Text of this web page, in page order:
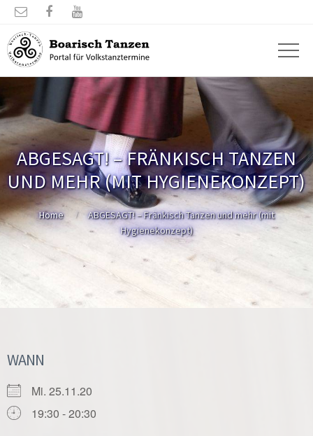
  
ABGESAGT! – FRÄNKISCH TANZEN
UND MEHR (MIT HYGIENEKONZEPT)
Home
ABGESAGT! – Fränkisch Tanzen und mehr (mit
Hygienekonzept)
WANN
Mi. 25.11.20
19:30 - 20:30